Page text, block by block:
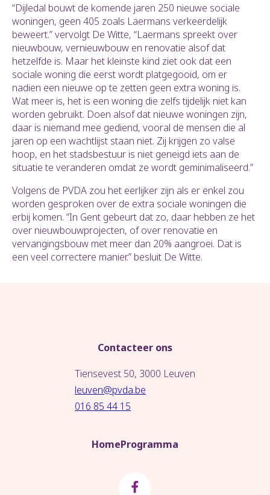
“Dijledal bouwt de komende jaren 250 nieuwe sociale
woningen, geen 405 zoals Laermans verkeerdelijk
beweert.” vervolgt De Witte, “Laermans spreekt over
nieuwbouw, vernieuwbouw en renovatie alsof dat
hetzelfde is. Maar het kleinste kind ziet ook dat een
sociale woning die eerst wordt platgegooid, om er
nadien een nieuwe op te zetten geen extra woning is.
Wat meer is, het is een woning die zelfs tijdelijk niet kan
worden gebruikt. Doen alsof dat nieuwe woningen zijn,
daar is niemand mee gediend, vooral de mensen die al
jaren op een wachtlijst staan niet. Zij krijgen zo valse
hoop, en het stadsbestuur is niet geneigd iets aan de
situatie te veranderen omdat ze wordt geminimaliseerd.”
Volgens de PVDA zou het eerlijker zijn als er enkel zou
worden gesproken over de extra sociale woningen die
erbij komen. “In Gent gebeurt dat zo, daar hebben ze het
over nieuwbouwprojecten, of over renovatie en
vervangingsbouw met meer dan 20% aangroei. Dat is
een veel correctere manier.” besluit De Witte.
Contacteer ons
Tiensevest 50, 3000 Leuven
leuven@pvda.be
016 85 44 15
HomeProgramma